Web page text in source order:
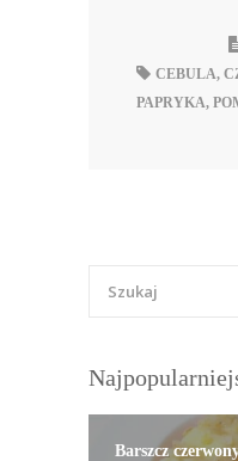
CEBULA,
PAPRYKA,
Barszcz